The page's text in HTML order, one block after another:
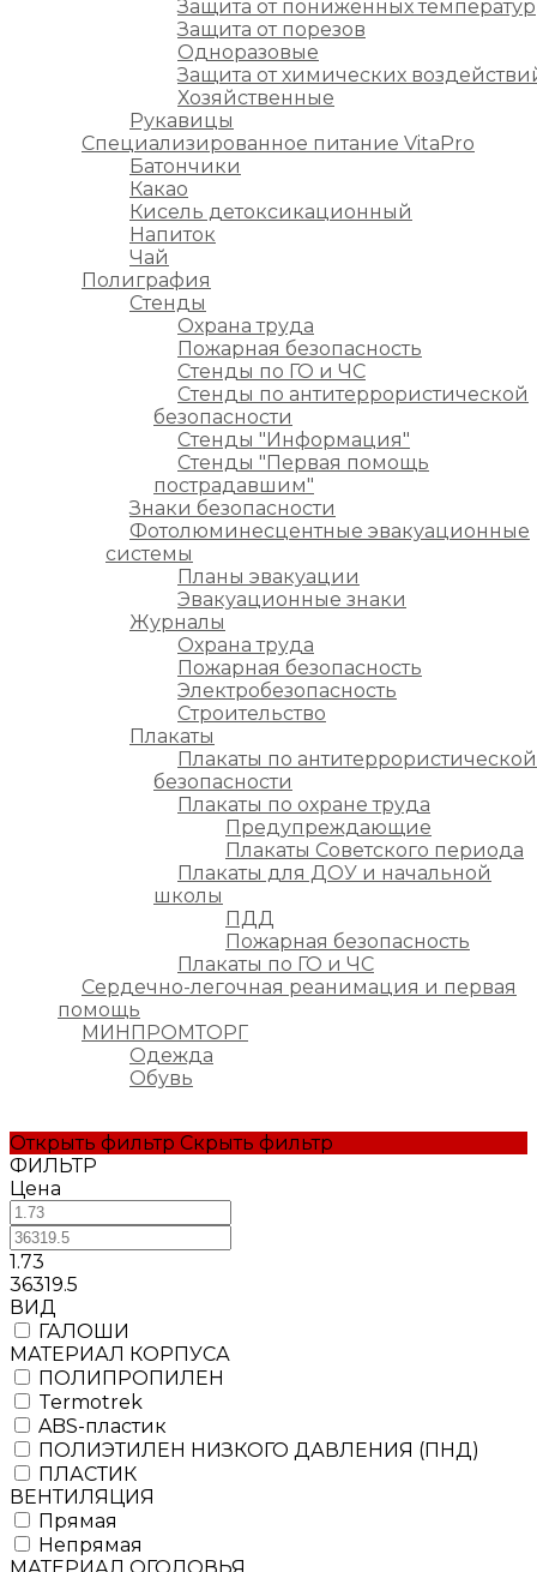
Защита от пониженных температур
Защита от порезов
Одноразовые
Защита от химических
Хозяйственные
Рукавицы
Специализированное питание VitaPro
Батончики
Какао
Кисель детоксикационный
Напиток
Чай
Полиграфия
Стенды
Охрана труда
Пожарная безопасность
Стенды по ГО и ЧС
Стенды по антитеррористической
безопасности
Стенды "Информация"
Стенды "Первая помощь
пострадавшим"
Знаки безопасности
Фотолюминесцентные эвакуационные
системы
Планы эвакуации
Эвакуационные знаки
Журналы
Охрана труда
Пожарная безопасность
Электробезопасность
Строительство
Плакаты
Плакаты по антитеррористической
безопасности
Плакаты по охране труда
Предупреждающие
Плакаты Советского периода
Плакаты для ДОУ и начальной
школы
ПДД
Пожарная безопасность
Плакаты по ГО и ЧС
Сердечно-легочная реанимация и первая
помощь
МИНПРОМТОРГ
Одежда
Обувь
Открыть фильтр Скрыть фильтр
ФИЛЬТР
Цена
1.73
36319.5
ВИД
ГАЛОШИ
МАТЕРИАЛ КОРПУСА
ПОЛИПРОПИЛЕН
Termotrek
ABS-пластик
ПОЛИЭТИЛЕН НИЗКОГО ДАВЛЕНИЯ (ПНД)
ПЛАСТИК
ВЕНТИЛЯЦИЯ
Прямая
Непрямая